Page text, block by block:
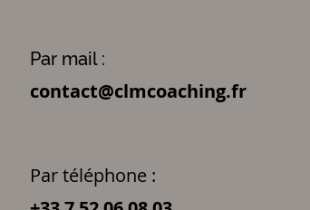
Par mail :
contact@clmcoaching.fr
Par téléphone :